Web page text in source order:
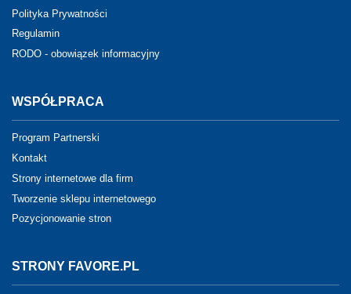
Polityka Prywatności
Regulamin
RODO - obowiązek informacyjny
WSPÓŁPRACA
Program Partnerski
Kontakt
Strony internetowe dla firm
Tworzenie sklepu internetowego
Pozycjonowanie stron
STRONY FAVORE.PL